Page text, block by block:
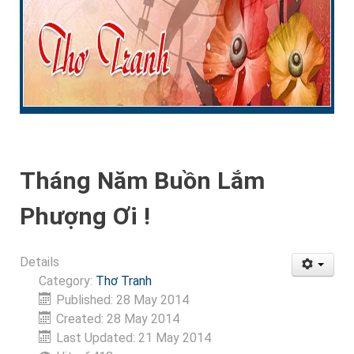
Tháng Năm Buồn Lắm
Phượng Ơi !
Details
Category: Thơ Tranh
Published: 28 May 2014
Created: 28 May 2014
Last Updated: 21 May 2014